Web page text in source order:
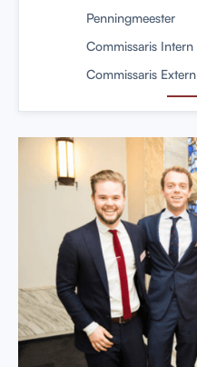
Penningmeester
Commissaris Intern
Commissaris Extern